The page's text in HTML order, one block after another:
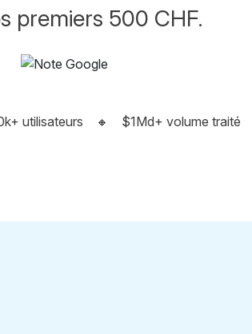
premiers 500 CHF.
utilisateurs 🔸 $1Md+ volume traité